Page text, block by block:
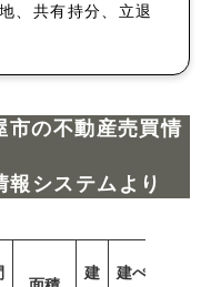
、共有持分、立退
市の不動産売買情
報システムより
建
建ぺい